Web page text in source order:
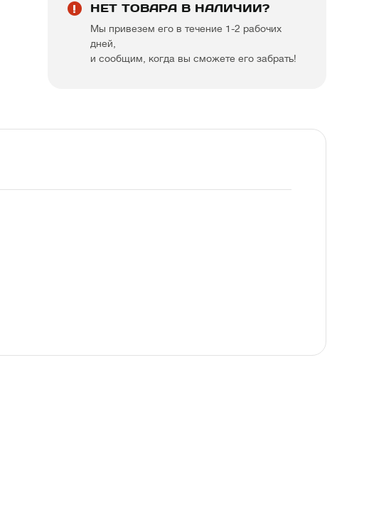
НЕТ ТОВАРА В НАЛИЧИИ?
Мы привезем его в течение 1-2 рабочих
дней,
и сообщим, когда вы сможете его забрать!